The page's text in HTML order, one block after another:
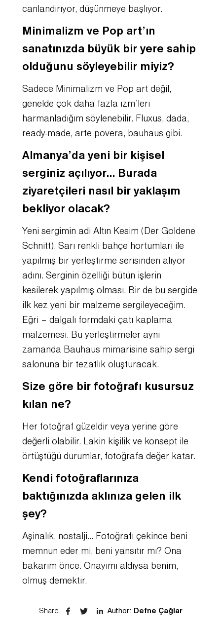
canlandırıyor, düşünmeye başlıyor.
Minimalizm ve Pop art’ın
sanatınızda büyük bir yere sahip
olduğunu söyleyebilir miyiz?
Sadece Minimalizm ve Pop art değil,
genelde çok daha fazla izm’leri
harmanladığım söylenebilir. Fluxus, dada,
ready-made, arte povera, bauhaus gibi.
Almanya’da yeni bir kişisel
serginiz açılıyor… Burada
ziyaretçileri nasıl bir yaklaşım
bekliyor olacak?
Yeni sergimin adi Altın Kesim (Der Goldene
Schnitt). Sarı renkli bahçe hortumları ile
yapılmış bir yerleştirme serisinden alıyor
adını. Serginin özelliği bütün işlerin
kesilerek yapılmış olması. Bir de bu sergide
ilk kez yeni bir malzeme sergileyeceğim.
Eğri – dalgalı formdaki çatı kaplama
malzemesi. Bu yerleştirmeler aynı
zamanda Bauhaus mimarisine sahip sergi
salonuna bir tezatlık oluşturacak.
Size göre bir fotoğrafı kusursuz
kılan ne?
Her fotoğraf güzeldir veya yerine göre
değerli olabilir. Lakin kişilik ve konsept ile
örtüştüğü durumlar, fotoğrafa değer katar.
Kendi fotoğraflarınıza
baktığınızda aklınıza gelen ilk
şey?
Aşinalık, nostalji… Fotoğrafı çekince beni
memnun eder mi, beni yansıtır mı? Ona
bakarım önce. Onayımı aldıysa benim,
olmuş demektir.
Share: Author: Defne Çağlar